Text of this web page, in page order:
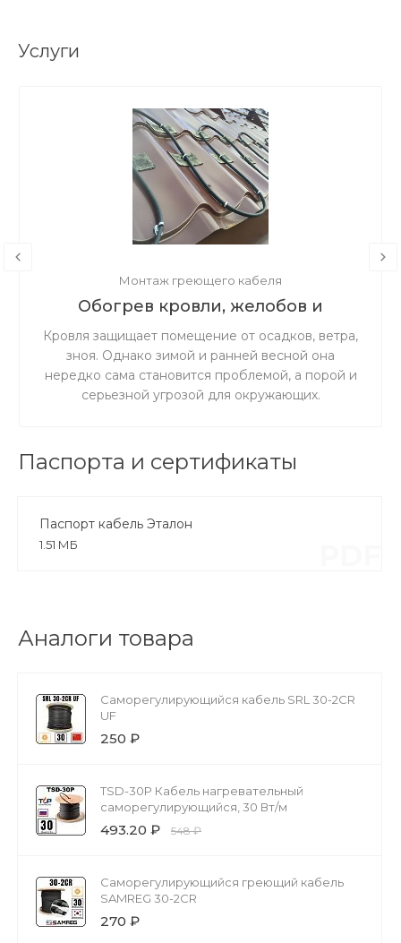
Услуги
Монтаж греющего кабеля
Обогрев кровли, желобов и
водостоков
Кровля защищает помещение от осадков, ветра,
зноя. Однако зимой и ранней весной она
нередко сама становится проблемой, а порой и
серьезной угрозой для окружающих.
припаркованные внизу машины. Они же
являются главной причиной деформации и
талой воды, в результате кровля может начать
Паспорта и сертификаты
Паспорт кабель Эталон
1.51 МБ
Аналоги товара
Саморегулирующийся кабель SRL 30-2CR
UF
250 ₽
TSD-30P Кабель нагревательный
саморегулирующийся, 30 Вт/м
493.20 ₽ 548 ₽
Саморегулирующийся греющий кабель
SAMREG 30-2CR
270 ₽